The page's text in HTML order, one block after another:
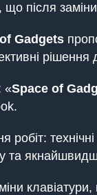
що після
Gadgets
рішення
«Space of
та